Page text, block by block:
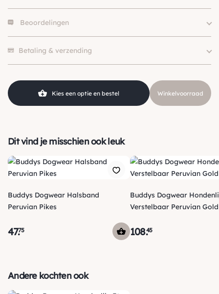
Size
Klein (0 – 10kg), Middel (10 –
Merk
Buddys Dogwear
Beoordelingen
Betaling & verzending
ontvangt een track & trace code van ons zodat je je pakketje
kan volgen. Voor orders tot € 15.00 zijn de verzendkosten €
Kies een optie en bestel Winkelvoorraad
Dit vind je misschien ook leuk
Buddys Dogwear Halsband
Peruvian Pikes
47.75
Buddys Dogwear
Verstelbaar Peruvian Gold
108.45
Andere kochten ook